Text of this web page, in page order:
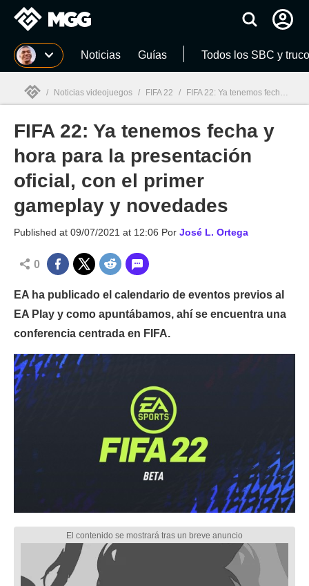
MGG Noticias Guías Todos los SBC y
MGG
/ Noticias videojuegos / FIFA 22 / FIFA 22: Ya tenemos fecha y hora para la presentación oficial, con el primer gameplay y novedades
FIFA 22: Ya tenemos fecha y
hora para la presentación
oficial, con el primer
gameplay y novedades
Published at 09/07/2021 at 12:06 Por José L. Ortega
0
EA ha publicado el calendario de eventos previos al
EA Play y como apuntábamos, ahí se encuentra una
conferencia centrada en FIFA.